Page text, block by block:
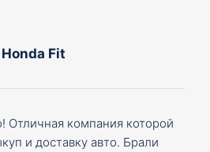
Honda Fit
Отличная компания которой
и доставку авто. Брали